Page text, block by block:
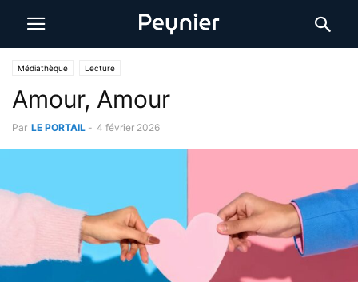
Médiathèque Lecture
Amour, Amour
Par LE PORTAIL - 4 février 2026